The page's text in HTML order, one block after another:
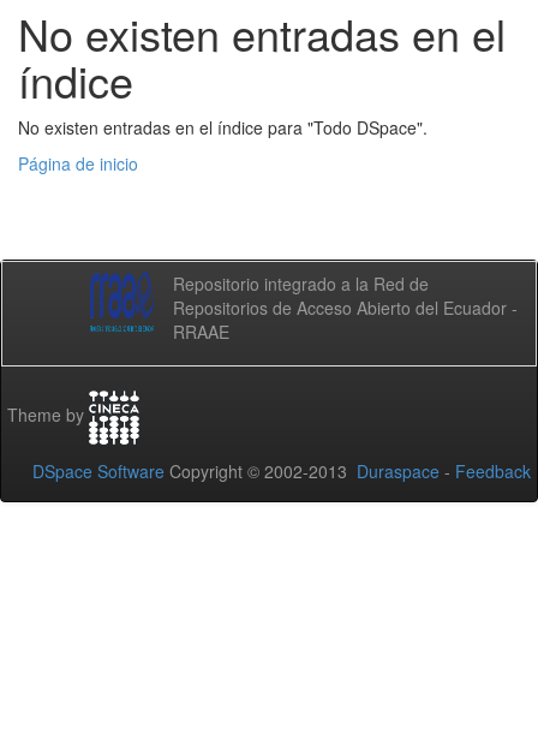
No existen entradas en el
índice
No existen entradas en el índice para "Todo DSpace".
Página de inicio
Repositorio integrado a la Red de
Repositorios de Acceso Abierto del Ecuador -
RRAAE
Theme by
DSpace Software Copyright © 2002-2013 Duraspace - Feedback